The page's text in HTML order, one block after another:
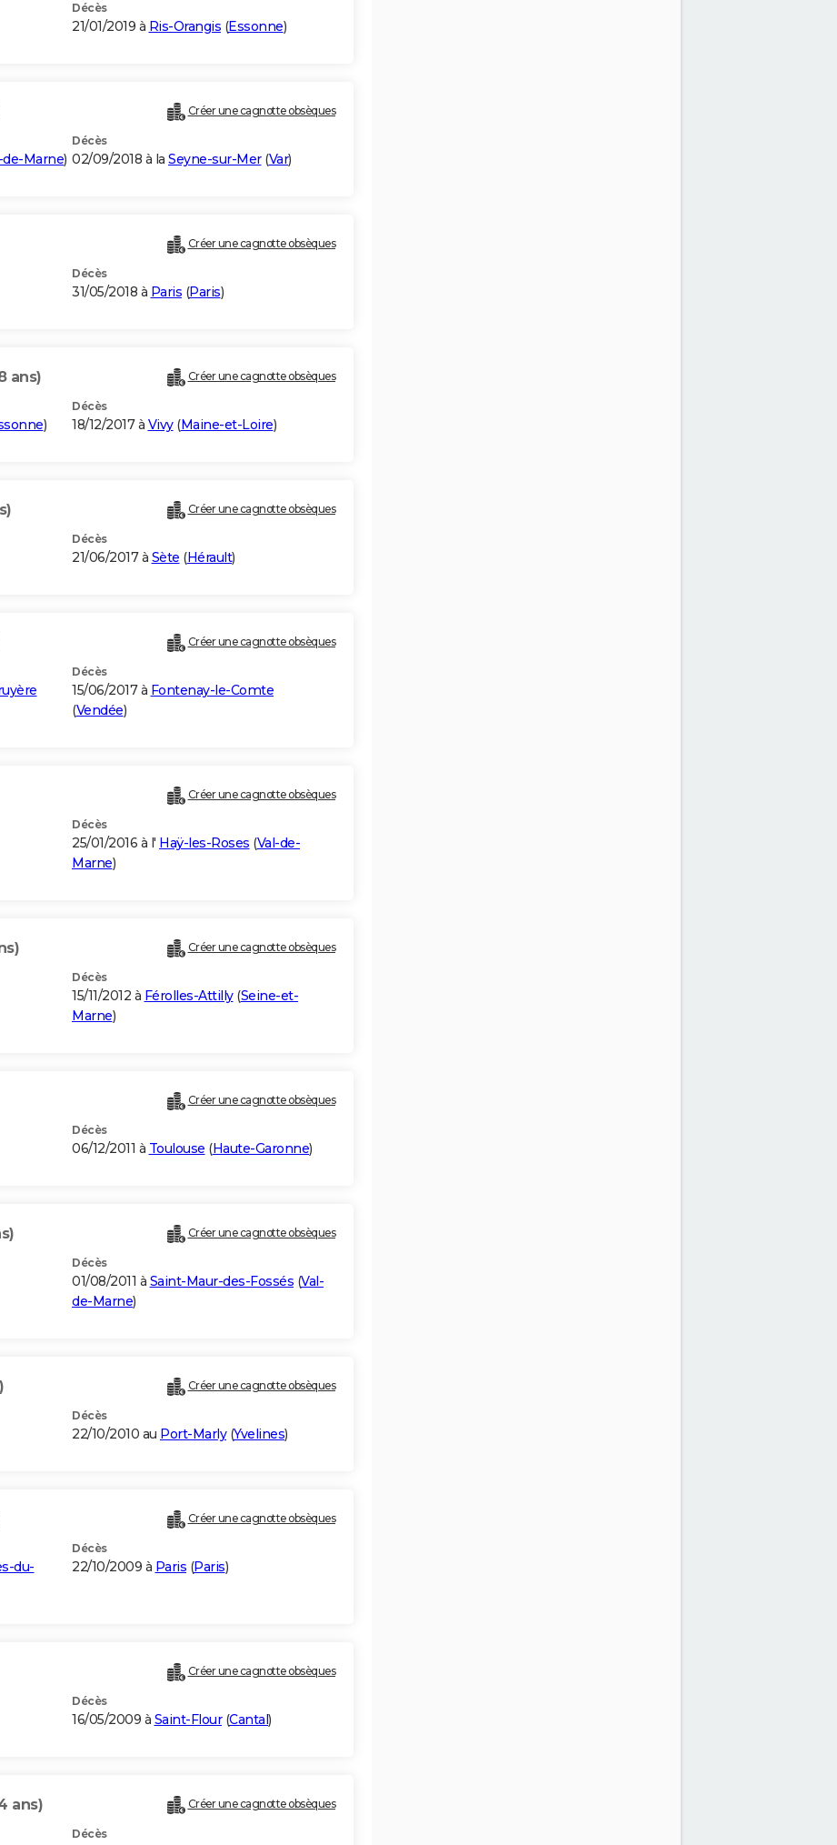
Décès
21/01/2019 à Ris-Orangis (Essonne)
Créer une cagnotte obsèques
de-Marne)
Décès
02/09/2018 à la Seyne-sur-Mer(Var)
Créer une cagnotte obsèques
Décès
31/05/2018 à Paris (Paris)
ans) Créer une cagnotte obsèques
)
Décès
18/12/2017 à Vivy(Maine-et-Loire)
Créer une cagnotte obsèques
Décès
21/06/2017 à Sète (Hérault)
Créer une cagnotte obsèques
Décès
15/06/2017 à Fontenay-le-Comte
(Vendée)
Créer une cagnotte obsèques
Décès
25/01/2016 à l' Haÿ-les-Roses (Val-de-
Marne)
Créer une cagnotte obsèques
Décès
15/11/2012 à Férolles-Attilly(Seine-et-
Marne)
Créer une cagnotte obsèques
Décès
06/12/2011 à Toulouse (Haute-Garonne)
Créer une cagnotte obsèques
Décès
01/08/2011 à Saint-Maur-des-Fossés (Val-
de-Marne)
Créer une cagnotte obsèques
Décès
22/10/2010 au Port-Marly(Yvelines)
Créer une cagnotte obsèques
du-
Décès
22/10/2009 à Paris (Paris)
Créer une cagnotte obsèques
Décès
16/05/2009 à Saint-Flour(Cantal)
ans) Créer une cagnotte obsèques
Décès